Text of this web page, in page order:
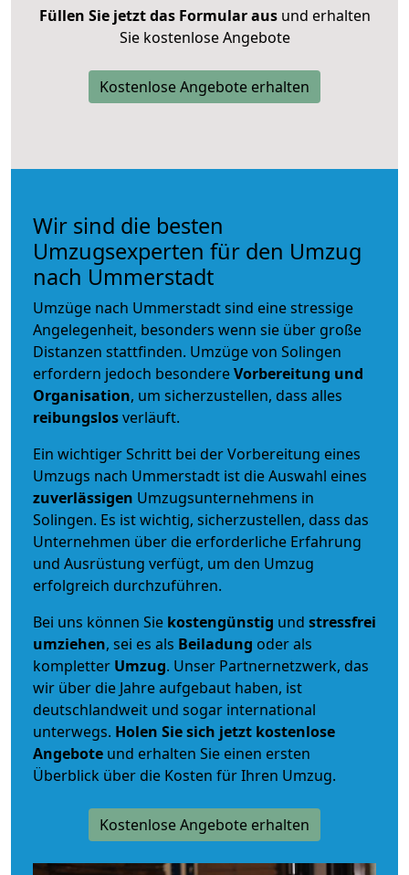
Füllen Sie jetzt das Formular ausund erhalten
Sie kostenlose Angebote
Kostenlose Angebote erhalten
Wir sind die besten
Umzugsexperten für den Umzug
nach Ummerstadt
Umzüge nach Ummerstadt sind eine stressige
Angelegenheit, besonders wenn sie über große
Distanzen stattfinden. Umzüge von Solingen
erfordern jedoch besondereVorbereitung und
Organisation, um sicherzustellen, dass alles
reibungslosverläuft.
Ein wichtiger Schritt bei der Vorbereitung eines
Umzugs nach Ummerstadt ist die Auswahl eines
zuverlässigen Umzugsunternehmens in
Solingen. Es ist wichtig, sicherzustellen, dass das
Unternehmen über die erforderliche Erfahrung
und Ausrüstung verfügt, um den Umzug
erfolgreich durchzuführen.
Bei uns können Sie kostengünstig und stressfrei
umziehen, sei es als Beiladung oder als
kompletter Umzug. Unser Partnernetzwerk, das
wir über die Jahre aufgebaut haben, ist
deutschlandweit und sogar international
unterwegs. Holen Sie sich jetzt kostenlose
Angebote und erhalten Sie einen ersten
Überblick über die Kosten für Ihren Umzug.
Kostenlose Angebote erhalten